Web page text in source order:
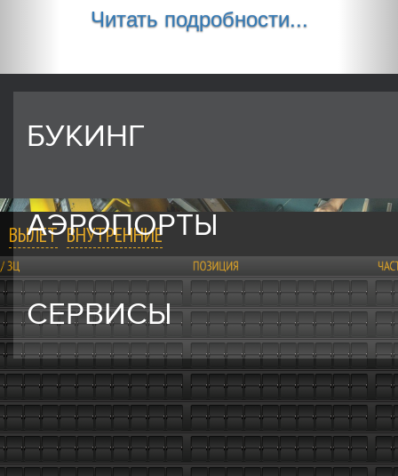
Читать подробности...
БУКИНГ
АЭРОПОРТЫ
СЕРВИСЫ
ВЫЛЕТ ВНУТРЕННИЕ